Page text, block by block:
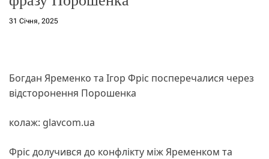
31 Січня, 2025
Богдан Яременко та Ігор Фріс посперечалися через
відсторонення Порошенка
колаж: glavcom.ua
Фріс долучився до конфлікту між Яременком та